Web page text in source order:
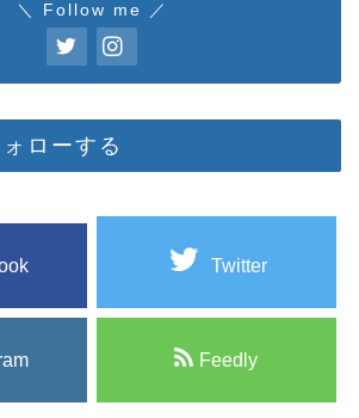
＼ Follow me ／
ローする
Twitter
Feedly